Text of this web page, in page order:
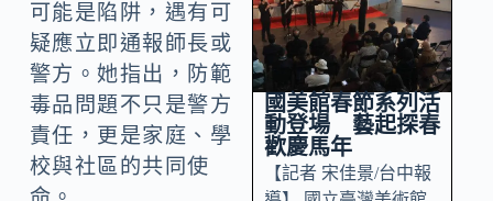
可能是陷阱，遇有可
疑應立即通報師長或
警方。她指出，防範
毒品問題不只是警方
責任，更是家庭、學
校與社區的共同使
國美館春節系列活
動登場 藝起探春
歡慶馬年
【記者 宋佳景/台中報